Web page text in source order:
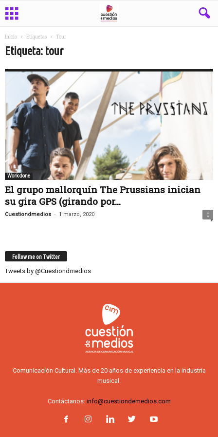
Inicio Etiquetas Tour
Etiqueta: tour
Work done
El grupo mallorquín The Prussians inician
su gira GPS (girando por...
Cuestiondmedios - 1 marzo, 2020 0
Follow me on Twitter
Tweets by @Cuestiondmedios
Comunicación Cultural. Más de 20 años de experiencia en la industria
musical.
Contáctanos: info@cuestiondemedios.com